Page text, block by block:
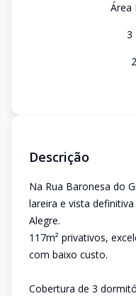
Área
3
2
Descrição
Na Rua Baronesa do
lareira e vista
Alegre.
117m² privativos,
com baixo custo.
Cobertura de 3